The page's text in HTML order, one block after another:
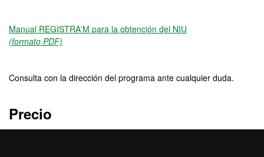
Manual REGISTRA'M para la obtención del NIU
(formato PDF)
Consulta con la dirección del programa ante cualquier duda.
Precio